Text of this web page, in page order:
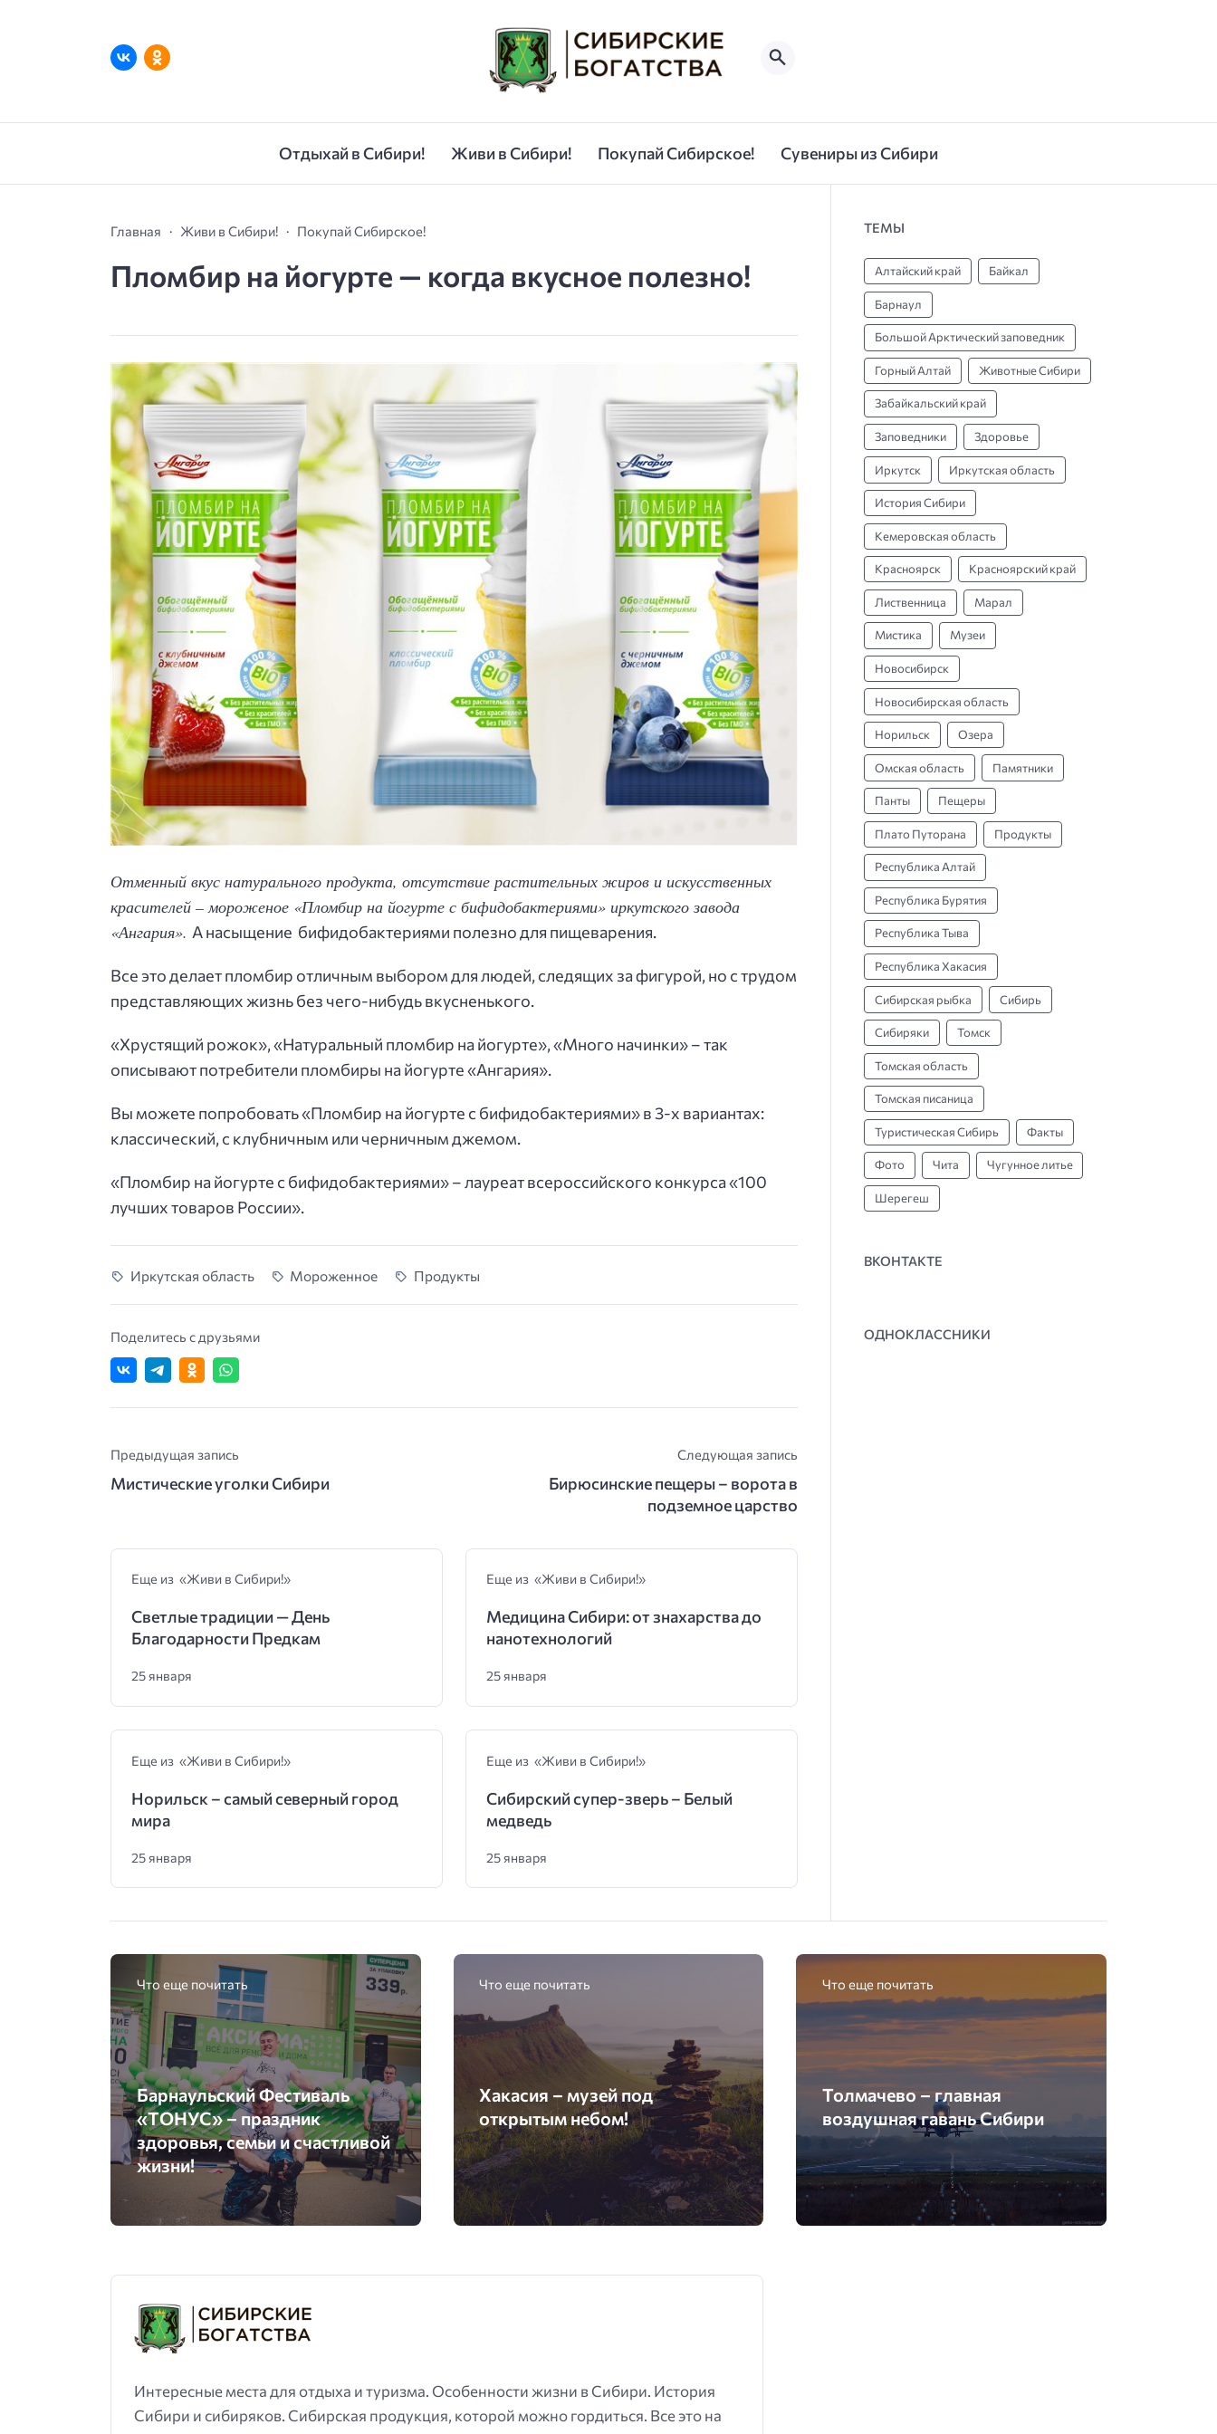
Отдыхай в Сибири! Живи в Сибири! Покупай Сибирское! Сувениры из Сибири
Главная Живи в Сибири! Покупай Сибирское!
Пломбир на йогурте — когда вкусное полезно!
Отменный вкус натурального продукта, отсутствие растительных жиров и искусственных
красителей – мороженое «Пломбир на йогурте с бифидобактериями» иркутского завода
«Ангария». А насыщение бифидобактериями полезно для пищеварения.
Все это делает пломбир отличным выбором для людей, следящих за фигурой, но с трудом
представляющих жизнь без чего-нибудь вкусненького.
«Хрустящий рожок», «Натуральный пломбир на йогурте», «Много начинки» – так
описывают потребители пломбиры на йогурте «Ангария».
Вы можете попробовать «Пломбир на йогурте с бифидобактериями» в 3-х вариантах:
классический, с клубничным или черничным джемом.
«Пломбир на йогурте с бифидобактериями» – лауреат всероссийского конкурса «100
лучших товаров России».
Иркутская область Мороженное Продукты
Поделитесь с друзьями
Предыдущая запись
Мистические уголки Сибири
Следующая запись
Бирюсинские пещеры – ворота в
подземное царство
Еще из «Живи в Сибири!»
Светлые традиции — День
Благодарности Предкам
25 января
Еще из «Живи в Сибири!»
Медицина Сибири: от знахарства до
нанотехнологий
25 января
Еще из «Живи в Сибири!»
Норильск – самый северный город
мира
25 января
Еще из «Живи в Сибири!»
Сибирский супер-зверь – Белый
медведь
25 января
ТЕМЫ
Алтайский край Байкал
Барнаул
Большой Арктический заповедник
Горный Алтай Животные Сибири
Забайкальский край
Заповедники Здоровье
Иркутск Иркутская область
История Сибири
Кемеровская область
Красноярск Красноярский край
Лиственница Марал
Мистика Музеи
Новосибирск
Новосибирская область
Норильск Озера
Омская область Памятники
Панты Пещеры
Плато Путорана Продукты
Республика Алтай
Республика Бурятия
Республика Тыва
Республика Хакасия
Сибирская рыбка Сибирь
Сибиряки Томск
Томская область
Томская писаница
Туристическая Сибирь Факты
Фото Чита Чугунное литье
Шерегеш
ВКОНТАКТЕ
ОДНОКЛАССНИКИ
Что еще почитать
Барнаульский Фестиваль
«ТОНУС» – праздник
здоровья, семьи и счастливой
жизни!
Что еще почитать
Хакасия – музей под
открытым небом!
Что еще почитать
Толмачево – главная
воздушная гавань Сибири
Интересные места для отдыха и туризма. Особенности жизни в Сибири. История
Сибири и сибиряков. Сибирская продукция, которой можно гордиться. Все это на